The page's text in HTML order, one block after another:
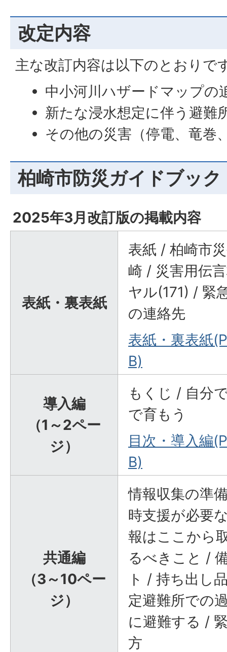
改定内容
主な改訂内容は以下のとおりで
中小河川ハザードマップの
新たな浸水想定に伴う避難
その他の災害（停電、竜巻
柏崎市防災ガイドブッ
2025年3月改訂版の掲載内容
表紙・裏表紙
表紙 / 柏崎市
崎 / 災害用伝
ヤル(171) / 緊
の連絡先
表紙・裏表紙
B)
導入編
（1～2ペー
ジ）
もくじ / 自分
で育もう
目次・導入編
B)
共通編
（3～10ペー
ジ）
情報収集の準
時支援が必要
報はここから
るべきこと /
ト / 持ち出し
定避難所での
に避難する /
方